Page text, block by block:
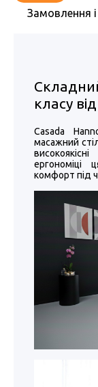
Замовлення
класу
Casada
масажний
ергономіці
комфорт під